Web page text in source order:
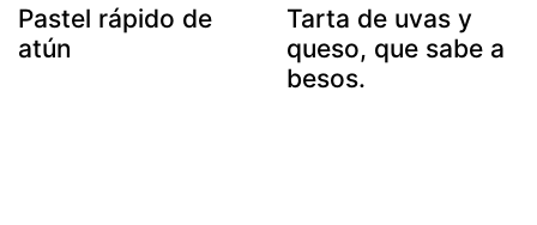
Pastel rápido de
atún
Tarta de uvas y
queso, que sabe a
besos.